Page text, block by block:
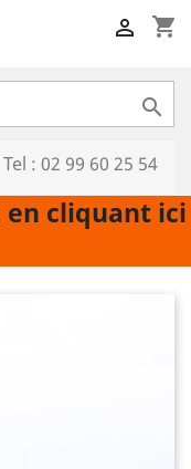
shopping_cart


Tel : 02 99 60 25 54
en cliquant ici